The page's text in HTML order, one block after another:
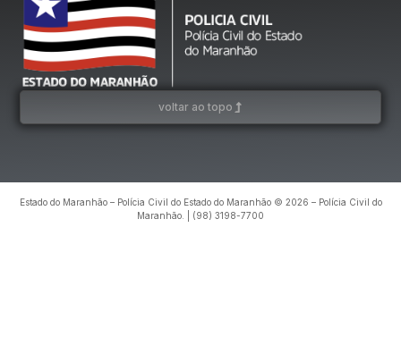
voltar ao topo
Estado do Maranhão – Polícia Civil do Estado do Maranhão © 2026 – Polícia Civil do
Maranhão. | (98) 3198-7700